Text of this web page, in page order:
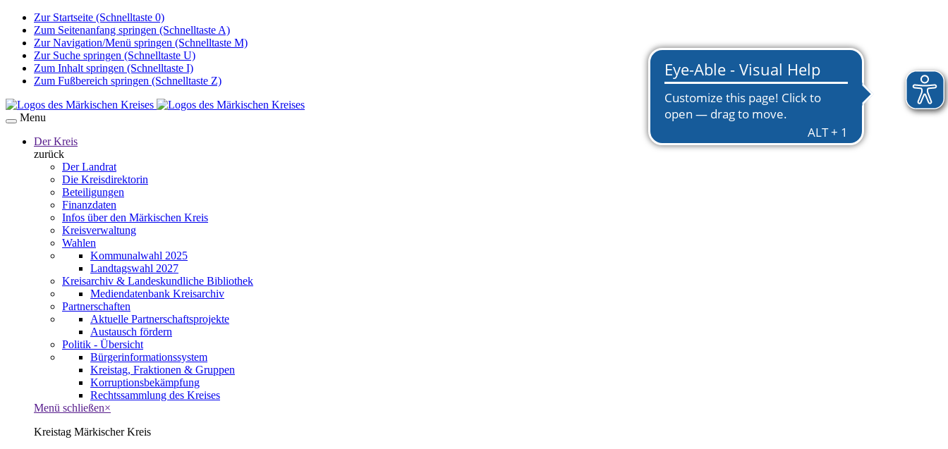
Zur Startseite (Schnelltaste 0)
Zum Seitenanfang springen (Schnelltaste A)
Zur Navigation/Menü springen (Schnelltaste M)
Zur Suche springen (Schnelltaste U)
Zum Inhalt springen (Schnelltaste I)
Zum Fußbereich springen (Schnelltaste Z)
Menu
Der Kreis
zurück
Der Landrat
Die Kreisdirektorin
Beteiligungen
Finanzdaten
Infos über den Märkischen Kreis
Kreisverwaltung
Wahlen
Kommunalwahl 2025
Landtagswahl 2027
Kreisarchiv & Landeskundliche Bibliothek
Mediendatenbank Kreisarchiv
Partnerschaften
Aktuelle Partnerschaftsprojekte
Austausch fördern
Politik - Übersicht
Bürgerinformationssystem
Kreistag, Fraktionen & Gruppen
Korruptionsbekämpfung
Rechtssammlung des Kreises
Menü schließen×
Kreistag Märkischer Kreis